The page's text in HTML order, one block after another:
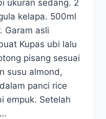
ukuran sedang. 2
kelapa. 500ml
Garam asli
Kupas ubi lalu
pisang sesuai
susu almond,
panci rice
empuk. Setelah